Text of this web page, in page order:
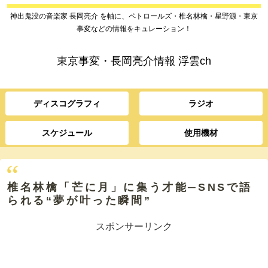
神出鬼没の音楽家 長岡亮介 を軸に、ペトロールズ・椎名林檎・星野源・東京
事変などの情報をキュレーション！
東京事変・長岡亮介情報 浮雲ch
ディスコグラフィ ラジオ
スケジュール 使用機材
椎名林檎「芒に月」に集う才能─SNSで語
られる“夢が叶った瞬間”
スポンサーリンク